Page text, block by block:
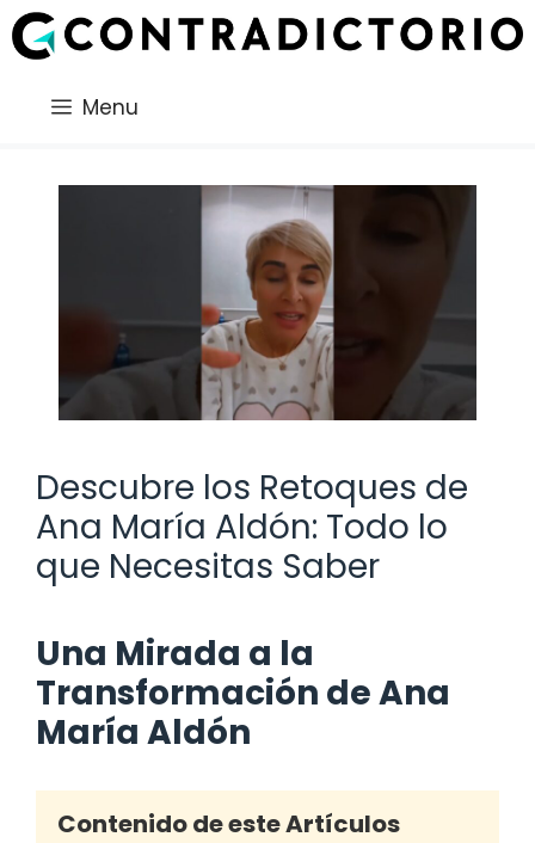
Saltar
al
Menu
Descubre los Retoques de
Ana María Aldón: Todo lo
que Necesitas Saber
Una Mirada a la
Transformación de Ana
María Aldón
Contenido de este Artículos